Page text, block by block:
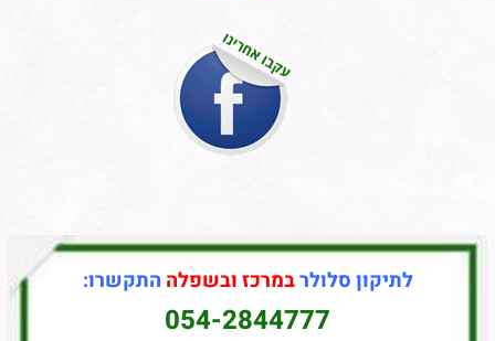
לתיקון סלולרבמרכז ובשפלה התקשרו:
054-2844777